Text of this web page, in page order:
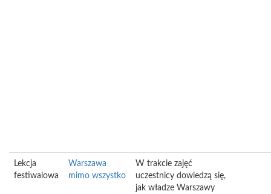
Lekcja
festiwalowa
Warszawa
mimo wszystko
W trakcie zajęć
uczestnicy dowiedzą się,
jak władze Warszawy